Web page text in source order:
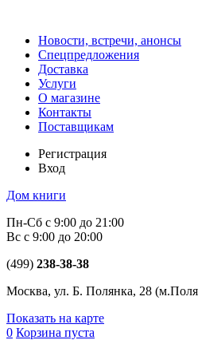
Новости, встречи, анонсы
Спецпредложения
Доставка
Услуги
О магазине
Контакты
Поставщикам
Регистрация
Вход
Дом книги
Пн-Сб с 9:00 до 21:00
Вс с 9:00 до 20:00
(499) 238-38-38
Москва, ул. Б. Полянка, 28
Показать на карте
0 Корзина пуста